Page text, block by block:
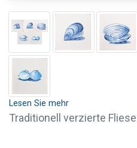
Lesen Sie mehr
Traditionell verzierte